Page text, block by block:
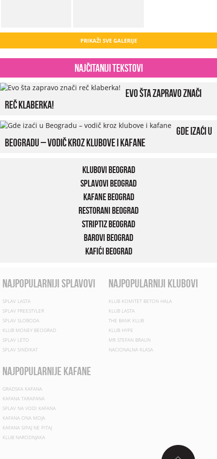
PRIKAŽI SVE GALERIJE
Najčitaniji tekstovi
Evo šta zapravo znači
reč klaberka!
Gde izaći u
Beogradu – vodič kroz klubove i kafane
Klubovi Beograd
Splavovi Beograd
Kafane Beograd
Restorani Beograd
Striptiz Beograd
Barovi Beograd
Kafići Beograd
najpopularniji splavovi
SPLAV LASTA
SPLAV FREESTYLER
SPLAV SLOBODA
KLUB MONEY BEOGRAD
SPLAV LETO
SPLAV SINDIKAT
najpopularniji klubovi
KLUB KOMITET BETON HALA
KLUB LASTA
THE BANK KLUB
KLUB HYPE
MR STEFAN BRAUN
NACIONALNA KLASA
najpopularnije kafane
GRADSKA KAFANA
KAFANA TARAPANA
SPLAV NA VODI KAFANA
KAFANA ONA MOJA
KAFANA SIPAJ NE PITAJ
KLUB NARODNJAKA